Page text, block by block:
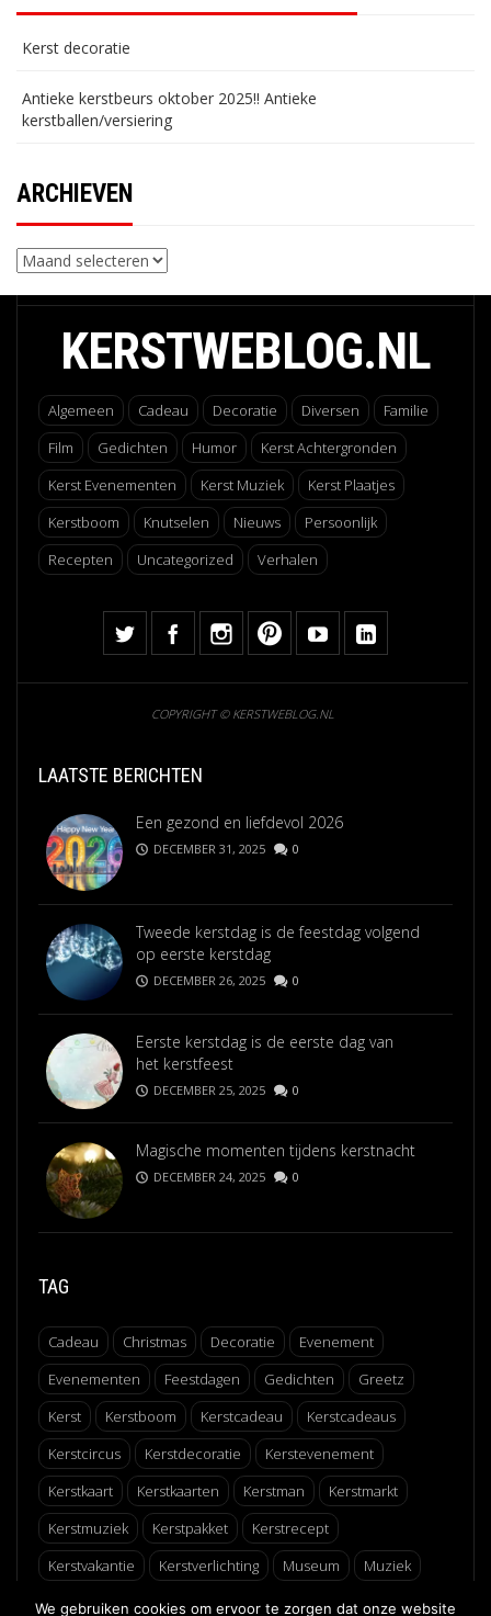
Kerst decoratie
Antieke kerstbeurs oktober 2025!! Antieke
kerstballen/versiering
ARCHIEVEN
Archieven
KERSTWEBLOG.NL
Algemeen Cadeau Decoratie Diversen
Familie
Film
Gedichten Humor
Kerst Achtergronden
Kerst Evenementen
Kerst Muziek
Kerst Plaatjes
Kerstboom
Knutselen Nieuws
Persoonlijk
Recepten
Uncategorized Verhalen
COPYRIGHT © KERSTWEBLOG.NL
LAATSTE BERICHTEN
Een gezond en liefdevol 2026
DECEMBER 31, 2025 0
Tweede kerstdag is de feestdag volgend
op eerste kerstdag
DECEMBER 26, 2025 0
Eerste kerstdag is de eerste dag van
het kerstfeest
DECEMBER 25, 2025 0
Magische momenten tijdens kerstnacht
DECEMBER 24, 2025 0
TAG
Cadeau Christmas Decoratie
Evenement
Evenementen
Feestdagen Gedichten
Greetz
Kerst
Kerstboom Kerstcadeau
Kerstcadeaus
Kerstcircus
Kerstdecoratie
Kerstevenement
Kerstkaart
Kerstkaarten Kerstman
Kerstmarkt
Kerstmuziek
Kerstpakket
Kerstrecept
Kerstvakantie
Kerstverlichting Museum
Muziek
Recept
Schaatsen Winter Winterfair
We gebruiken cookies om ervoor te zorgen dat onze website